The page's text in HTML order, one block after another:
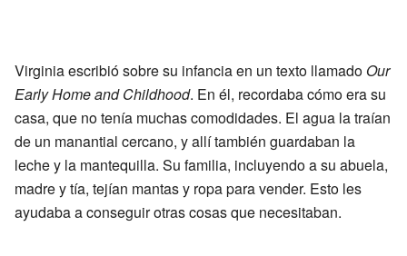
Virginia escribió sobre su infancia en un texto llamado Our
Early Home and Childhood. En él, recordaba cómo era su
casa, que no tenía muchas comodidades. El agua la traían
de un manantial cercano, y allí también guardaban la
leche y la mantequilla. Su familia, incluyendo a su abuela,
madre y tía, tejían mantas y ropa para vender. Esto les
ayudaba a conseguir otras cosas que necesitaban.